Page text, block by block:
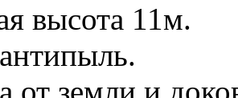
высота 11м.